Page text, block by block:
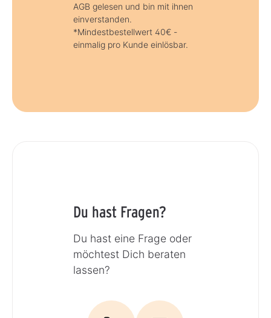
AGB gelesen und bin mit ihnen
einverstanden.
*Mindestbestellwert 40€ -
einmalig pro Kunde einlösbar.
Du hast Fragen?
Du hast eine Frage oder
möchtest Dich beraten
lassen?